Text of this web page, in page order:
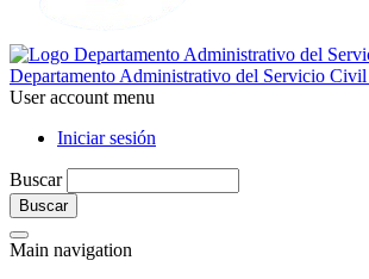
Departamento Administrativo del Servicio
User account menu
Iniciar sesión
Buscar
Main navigation